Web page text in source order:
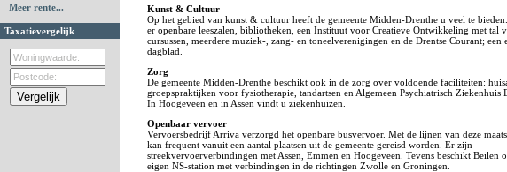
Meer rente...
Taxatievergelijk
Kunst & Cultuur
Op het gebied van kunst & cultuur heeft de gemeente Midden-Drenthe u veel te
er openbare leeszalen, bibliotheken, een Instituut voor Creatieve Ontwikkeling met tal
cursussen, meerdere muziek-, zang- en toneelverenigingen en de Drentse Courant; een
dagblad.
Zorg
De gemeente Midden-Drenthe beschikt ook in de zorg over voldoende faciliteiten:
groepspraktijken voor fysiotherapie, tandartsen en Algemeen Psychiatrisch Ziekenhuis
In Hoogeveen en in Assen vindt u ziekenhuizen.
Openbaar vervoer
Vervoersbedrijf Arriva verzorgd het openbare busvervoer. Met de lijnen van deze
kan frequent vanuit een aantal plaatsen uit de gemeente gereisd worden. Er zijn
streekvervoerverbindingen met Assen, Emmen en Hoogeveen. Tevens beschikt Beilen
eigen NS-station met verbindingen in de richtingen Zwolle en Groningen.